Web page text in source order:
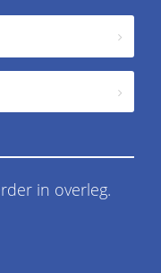
in overleg.